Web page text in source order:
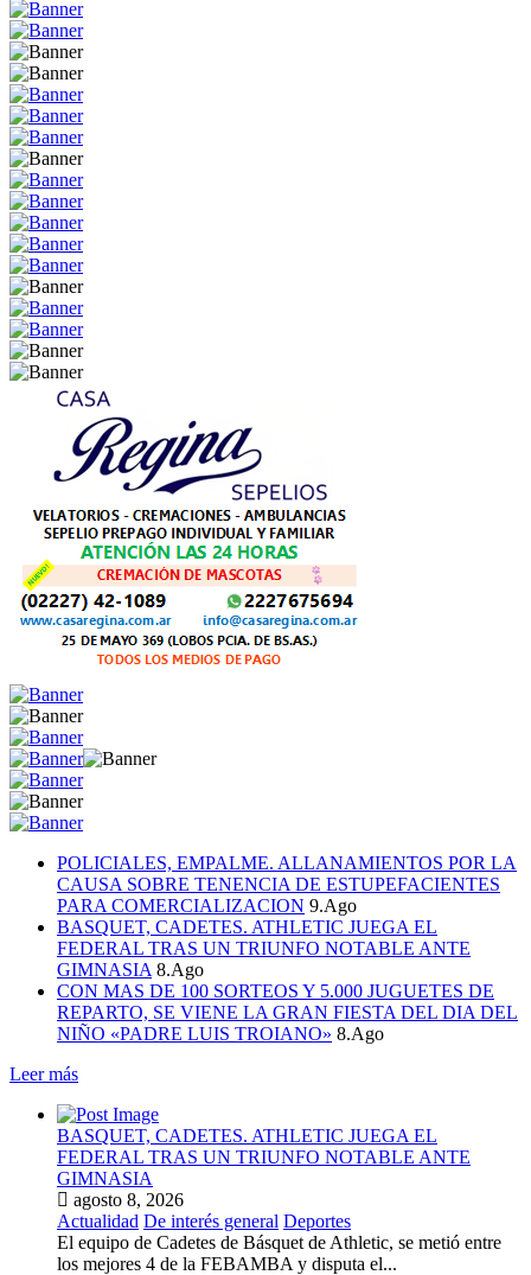
POLICIALES, EMPALME. ALLANAMIENTOS POR LA
CAUSA SOBRE TENENCIA DE ESTUPEFACIENTES
PARA COMERCIALIZACION 9.Ago
BASQUET, CADETES. ATHLETIC JUEGA EL
FEDERAL TRAS UN TRIUNFO NOTABLE ANTE
GIMNASIA 8.Ago
CON MAS DE 100 SORTEOS Y 5.000 JUGUETES DE
REPARTO, SE VIENE LA GRAN FIESTA DEL DIA DEL
NIÑO «PADRE LUIS TROIANO» 8.Ago
Leer más
BASQUET, CADETES. ATHLETIC JUEGA EL
FEDERAL TRAS UN TRIUNFO NOTABLE ANTE
GIMNASIA
agosto 8, 2026
Actualidad De interés general Deportes
El equipo de Cadetes de Básquet de Athletic, se metió entre
los mejores 4 de la FEBAMBA y disputa el...